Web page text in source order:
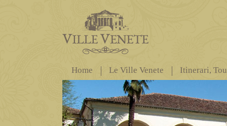
Home Le Ville Venete Itinerari,